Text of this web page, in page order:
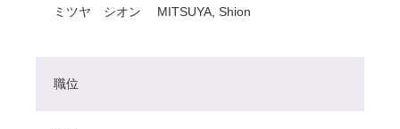
ミツヤ シオン MITSUYA, Shion
職位